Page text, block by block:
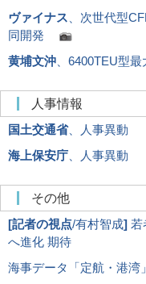
ヴァイナス、次世代型
同開発
黄埔文沖、6400TEU型
人事情報
国土交通省、人事異動
海上保安庁、人事異動
その他
[記者の視点/有村智成] 若
へ進化 期待
海事データ「定航・港